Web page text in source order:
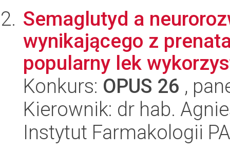
Semaglutyd a
wynikającego z
popularny lek
Konkurs: OPUS 26 ,
Kierownik: dr hab.
Instytut Farmakologii